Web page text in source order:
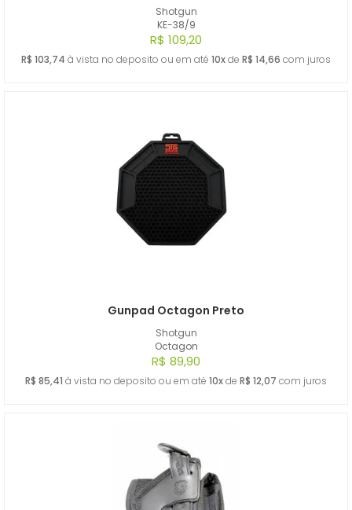
Shotgun
KE-38/9
R$ 109,20
R$ 103,74 à vista no deposito ou em até 10xde R$ 14,66 com juros
Shotgun
Octagon
Gunpad Octagon Preto
R$ 89,90
R$ 85,41 à vista no deposito ou em até 10xde R$ 12,07 com juros